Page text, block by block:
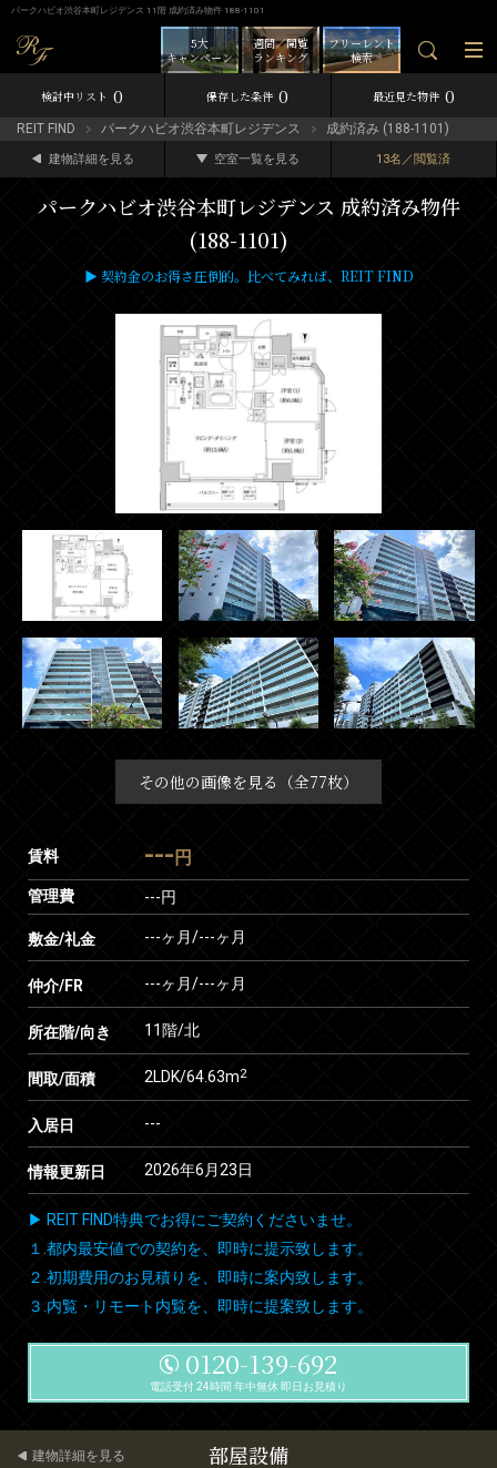
パークハビオ渋谷本町レジデンス 11階 成約済み物件 188-1101
フリーレント
検索
週間／閲覧
ランキング
5大
キャンペーン
検討中リスト 0 保存した条件 0 最近見た物件 0
REIT FIND パークハビオ渋谷本町レジデンス 成約済み (188-1101)
建物詳細を見る 空室一覧を見る 13名／閲覧済
パークハビオ渋谷本町レジデンス 成約済み物件
(188-1101)
▶ 契約金のお得さ圧倒的。比べてみれば、REIT FIND
その他の画像を見る（全77枚）
賃料 --- 円
管理費 ---円
敷金/礼金 ---ヶ月/---ヶ月
仲介/FR ---ヶ月/---ヶ月
所在階/向き 11階/北
間取/面積 2LDK/64.63m2
入居日 ---
情報更新日 2026年6月23日
▶ REIT FIND特典でお得にご契約くださいませ。
１.都内最安値での契約を、即時に提示致します。
２.初期費用のお見積りを、即時に案内致します。
３.内覧・リモート内覧を、即時に提案致します。
0120-139-692
電話受付 24時間 年中無休 即日お見積り
部屋設備
建物詳細を見る